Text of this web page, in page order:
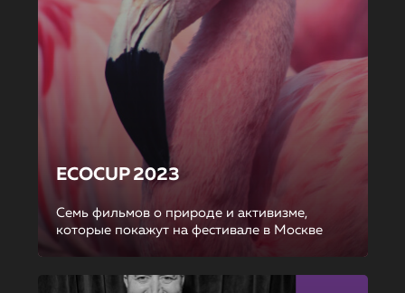
ECOCUP 2023
Семь фильмов о природе и активизме,
которые покажут на фестивале в Москве